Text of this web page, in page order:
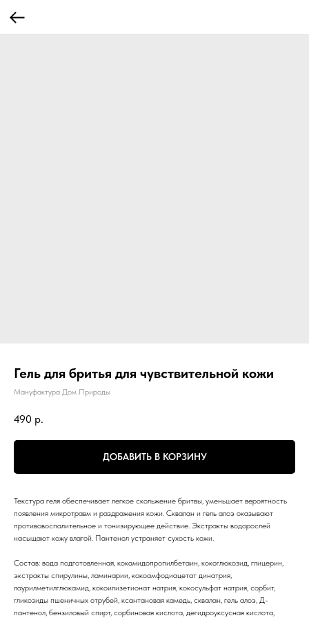
Гель для бритья для чувствительной кожи
Мануфактура Дом Природы
490 р.
ДОБАВИТЬ В КОРЗИНУ
Текстура геля обеспечивает легкое скольжение бритвы, уменьшает вероятность
появления микротравм и раздражения кожи. Сквалан и гель алоэ оказывают
противовоспалительное и тонизирующее действие. Экстракты водорослей
насыщают кожу влагой. Пантенол устраняет сухость кожи.
Состав: вода подготовленная, кокамидопропилбетаин, кокоглюкозид, глицерин,
экстракты спирулины, ламинарии, кокоамфодиацетат динатрия,
лаурилметилглюкамид, кокоилизетионат натрия, кокосульфат натрия, сорбит,
гликозиды пшеничных отрубей, ксантановая камедь, сквалан, гель алоэ, Д-
пантенол, бензиловый спирт, сорбиновая кислота, дегидроуксусная кислота,